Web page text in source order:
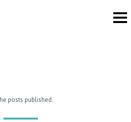
posts published.